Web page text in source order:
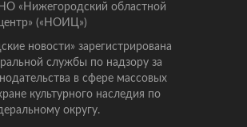
«Нижегородский областной
(«НОИЦ»)
новости» зарегистрирована
службы по надзору за
в сфере массовых
культурного наследия по
округу.